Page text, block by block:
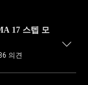
17 스텝 모
의견